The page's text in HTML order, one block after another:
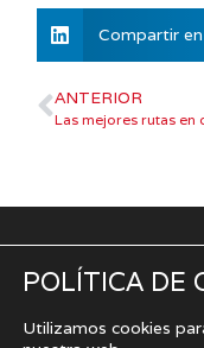
Compartir en
ANTERIOR
Aviso Legal |
POLÍTICA DE
Utilizamos cookies